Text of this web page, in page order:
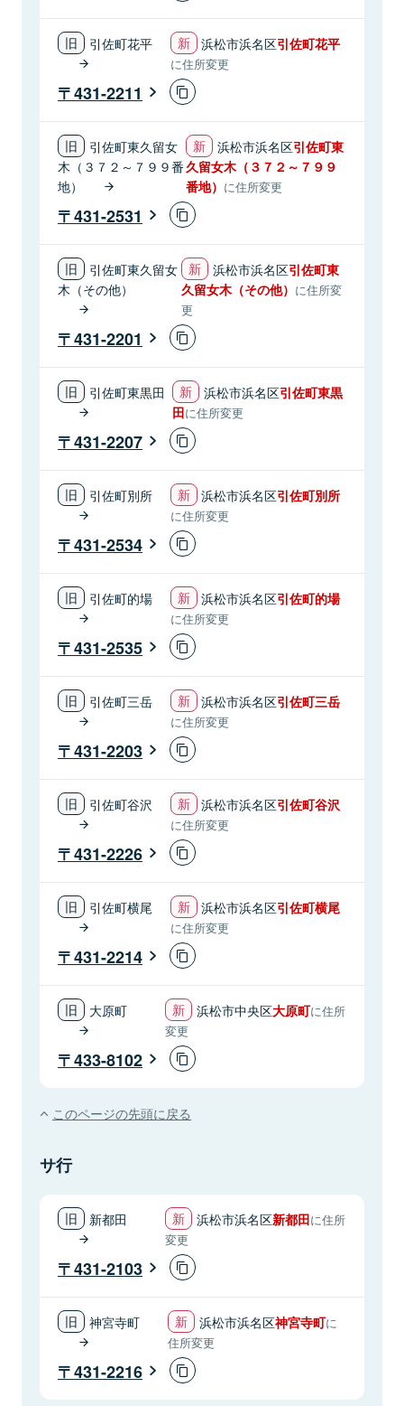
引佐町花平 浜松市浜名区引佐町花平
に住所変更
431-2211
引佐町東久留女
木（３７２～７９９番
地）
浜松市浜名区引佐町東
久留女木（３７２～７９９
番地） に住所変更
431-2531
引佐町東久留女
木（その他）
浜松市浜名区引佐町東
久留女木（その他） に住所変
更
431-2201
引佐町東黒田 浜松市浜名区引佐町東黒
田に住所変更
431-2207
引佐町別所 浜松市浜名区引佐町別所
に住所変更
431-2534
引佐町的場 浜松市浜名区引佐町的場
に住所変更
431-2535
引佐町三岳 浜松市浜名区引佐町三岳
に住所変更
431-2203
引佐町谷沢 浜松市浜名区引佐町谷沢
に住所変更
431-2226
引佐町横尾 浜松市浜名区引佐町横尾
に住所変更
431-2214
大原町 浜松市中央区大原町に住所
変更
433-8102
このページの先頭に戻る
サ行
新都田 浜松市浜名区新都田に住所
変更
431-2103
神宮寺町 浜松市浜名区神宮寺町に
住所変更
431-2216